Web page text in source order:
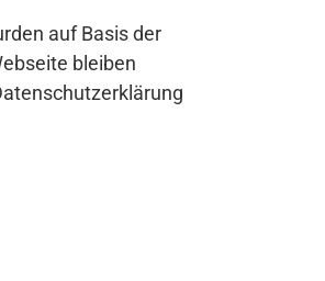
auf Basis der
bleiben